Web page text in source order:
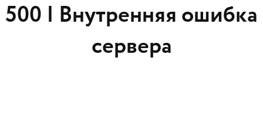
500 | Внутренняя ошибка
сервера